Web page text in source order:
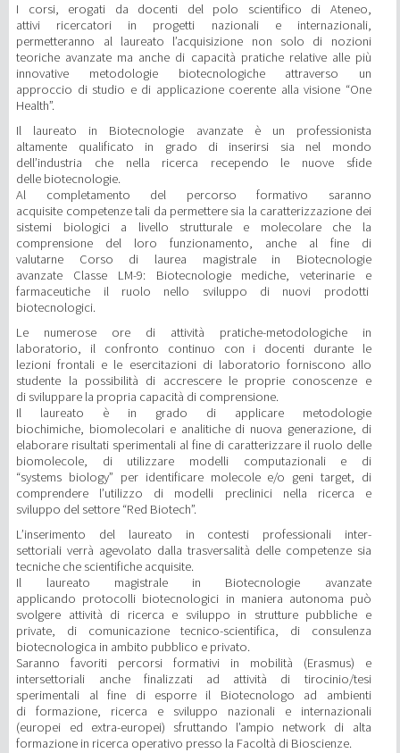
I corsi, erogati da docenti del polo scientifico di Ateneo,
attivi ricercatori in progetti nazionali e internazionali,
permetteranno al laureato l’acquisizione non solo di nozioni
teoriche avanzate ma anche di capacità pratiche relative alle più
innovative metodologie biotecnologiche attraverso un
approccio di studio e di applicazione coerente alla visione “One
Health”.
Il laureato in Biotecnologie avanzate è un professionista
altamente qualificato in grado di inserirsi sia nel mondo
dell’industria che nella ricerca recependo le nuove sfide
delle biotecnologie.
Al completamento del percorso formativo saranno
acquisite competenze tali da permettere sia la caratterizzazione dei
sistemi biologici a livello strutturale e molecolare che la
comprensione del loro funzionamento, anche al fine di
valutarne Corso di laurea magistrale in Biotecnologie
avanzate Classe LM-9: Biotecnologie mediche, veterinarie e
farmaceutiche il ruolo nello sviluppo di nuovi prodotti
biotecnologici.
Le numerose ore di attività pratiche-metodologiche in
laboratorio, il confronto continuo con i docenti durante le
lezioni frontali e le esercitazioni di laboratorio forniscono allo
studente la possibilità di accrescere le proprie conoscenze e
di sviluppare la propria capacità di comprensione.
Il laureato è in grado di applicare metodologie
biochimiche, biomolecolari e analitiche di nuova generazione, di
elaborare risultati sperimentali al fine di caratterizzare il ruolo delle
biomolecole, di utilizzare modelli computazionali e di
“systems biology” per identificare molecole e/o geni target, di
comprendere l’utilizzo di modelli preclinici nella ricerca e
sviluppo del settore “Red Biotech”.
L’inserimento del laureato in contesti professionali inter-
settoriali verrà agevolato dalla trasversalità delle competenze sia
tecniche che scientifiche acquisite.
Il laureato magistrale in Biotecnologie avanzate
applicando protocolli biotecnologici in maniera autonoma può
svolgere attività di ricerca e sviluppo in strutture pubbliche e
private, di comunicazione tecnico-scientifica, di consulenza
biotecnologica in ambito pubblico e privato.
Saranno favoriti percorsi formativi in mobilità (Erasmus) e
intersettoriali anche finalizzati ad attività di tirocinio/tesi
sperimentali al fine di esporre il Biotecnologo ad ambienti
di formazione, ricerca e sviluppo nazionali e internazionali
(europei ed extra-europei) sfruttando l’ampio network di alta
formazione in ricerca operativo presso la Facoltà di Bioscienze.